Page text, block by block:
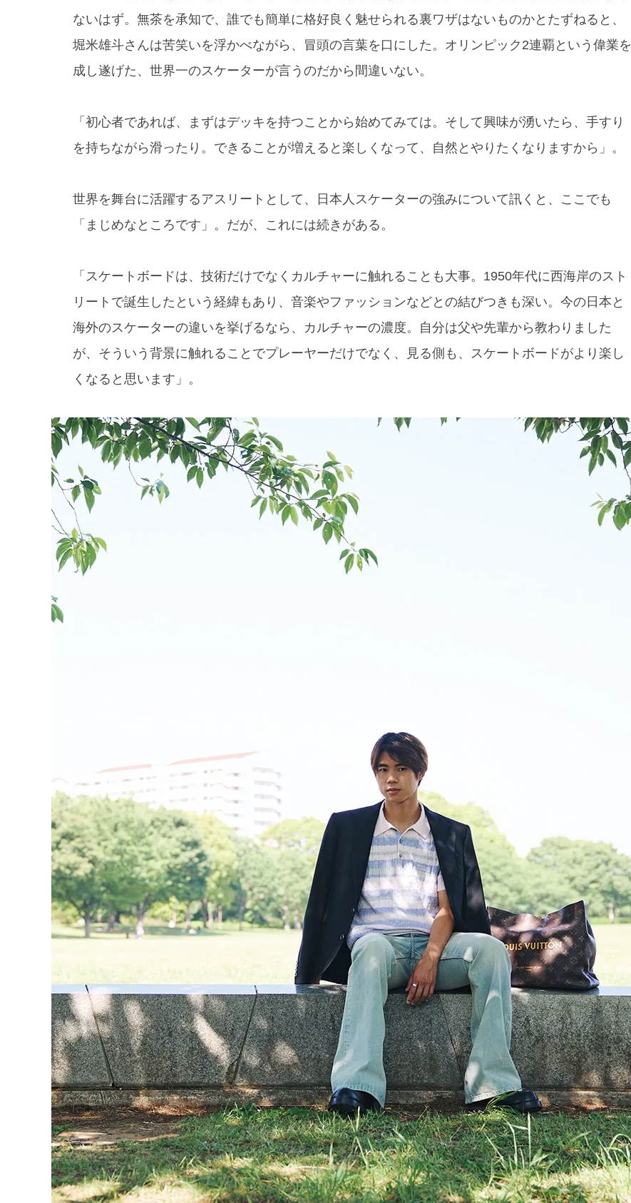
ないはず。無茶を承知で、誰でも簡単に格好良く魅せられる裏ワザはないものかとたずねると、
堀米雄斗さんは苦笑いを浮かべながら、冒頭の言葉を口にした。オリンピック2連覇という偉業を
成し遂げた、世界一のスケーターが言うのだから間違いない。
「初心者であれば、まずはデッキを持つことから始めてみては。そして興味が湧いたら、手すり
を持ちながら滑ったり。できることが増えると楽しくなって、自然とやりたくなりますから」。
世界を舞台に活躍するアスリートとして、日本人スケーターの強みについて訊くと、ここでも
「まじめなところです」。だが、これには続きがある。
「スケートボードは、技術だけでなくカルチャーに触れることも大事。1950年代に西海岸のスト
リートで誕生したという経緯もあり、音楽やファッションなどとの結びつきも深い。今の日本と
海外のスケーターの違いを挙げるなら、カルチャーの濃度。自分は父や先輩から教わりました
が、そういう背景に触れることでプレーヤーだけでなく、見る側も、スケートボードがより楽し
くなると思います」。